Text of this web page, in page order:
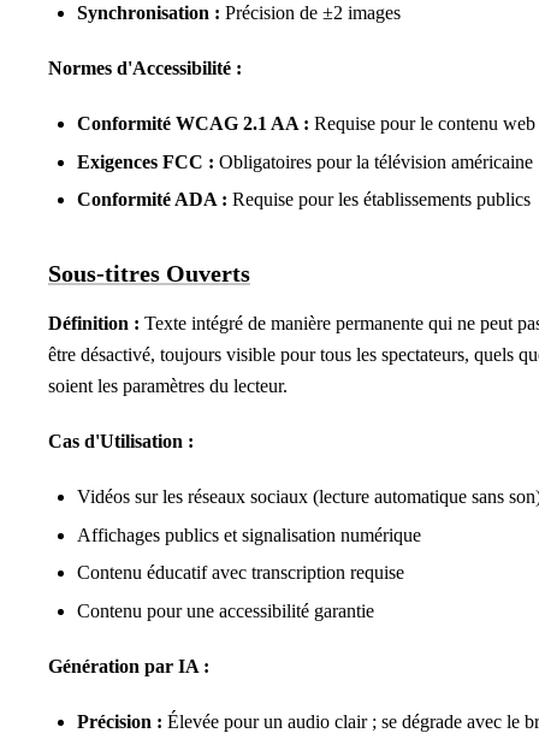
Synchronisation : Précision de ±2 images
Normes d'Accessibilité :
Conformité WCAG 2.1 AA : Requise pour le contenu web
Exigences FCC : Obligatoires pour la télévision américaine
Conformité ADA : Requise pour les établissements publics
Sous-titres Ouverts
Définition : Texte intégré de manière permanente qui ne peut
être désactivé, toujours visible pour tous les spectateurs, quels
soient les paramètres du lecteur.
Cas d'Utilisation :
Vidéos sur les réseaux sociaux (lecture automatique sans
Affichages publics et signalisation numérique
Contenu éducatif avec transcription requise
Contenu pour une accessibilité garantie
Génération par IA :
Précision : Élevée pour un audio clair ; se dégrade avec le